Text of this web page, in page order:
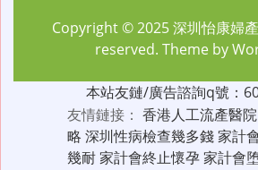
Copyright © 2025深圳怡康婦
reserved. Theme by
本站友鏈/廣告諮詢q號：
友情鏈接： 香港人工流產醫院
略 深圳性病檢查幾多錢家計
幾耐家計會終止懷孕家計會